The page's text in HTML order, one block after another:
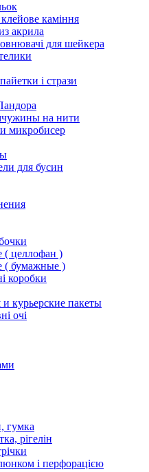
каміння
акрила
для шейкера
і стрази
на нити
микробисер
для бусин
( целлофан )
( бумажные )
коробки
и курьерские пакеты
очі
гумка
рігелін
і перфорацією